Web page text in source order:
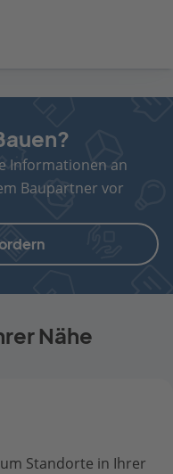
Informationen an
Baupartner vor
Nähe
Standorte in Ihrer